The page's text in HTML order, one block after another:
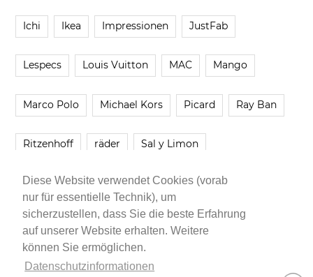
Diese Website verwendet Cookies (vorab
nur für essentielle Technik), um
sicherzustellen, dass Sie die beste Erfahrung
auf unserer Website erhalten. Weitere
können Sie ermöglichen.
Datenschutzinformationen
Ichi Ikea Impressionen JustFab
Lespecs Louis Vuitton MAC Mango
Marco Polo Michael Kors Picard Ray Ban
Ritzenhoff räder Sal y Limon
Smartbuyglasses smash! Steve Madden
Younique Zara